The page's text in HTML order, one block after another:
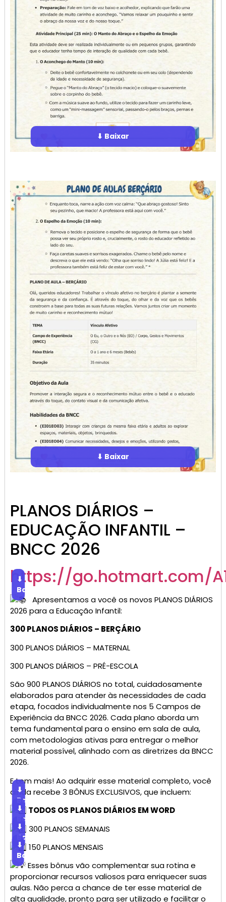
⬇ Baixar
⬇ Baixar
PLANOS DIÁRIOS –
EDUCAÇÃO INFANTIL –
BNCC 2026
https://go.hotmart.com/
⬇
Baixar
Apresentamos a você os novos PLANOS DIÁRIOS
2026 para a Educação Infantil:
300 PLANOS DIÁRIOS – BERÇÁRIO
300 PLANOS DIÁRIOS – MATERNAL
300 PLANOS DIÁRIOS – PRÉ-ESCOLA
São 900 PLANOS DIÁRIOS no total, cuidadosamente
elaborados para atender às necessidades de cada
etapa, focados individualmente nos 5 Campos de
Experiência da BNCC 2026. Cada plano aborda um
tema fundamental para o ensino em sala de aula,
com metodologias ativas para entregar o melhor
material possível, alinhado com as diretrizes da BNCC
2026.
E tem mais! Ao adquirir esse material completo, você
ainda recebe 3 BÔNUS EXCLUSIVOS, que incluem:
⬇
Baixar
TODOS OS PLANOS DIÁRIOS EM WORD
⬇
Baixar
300 PLANOS SEMANAIS
⬇
Baixar
150 PLANOS MENSAIS
⬇
Baixar
Esses bônus vão complementar sua rotina e
proporcionar recursos valiosos para enriquecer suas
aulas. Não perca a chance de ter esse material de
alta qualidade, pronto para ser utilizado e facilitar o